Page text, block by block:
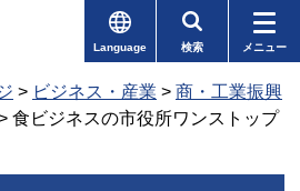
Language 検索 メニュー
> ビジネス・産業 > 商・工業振興
食ビジネスの市役所ワンストップ